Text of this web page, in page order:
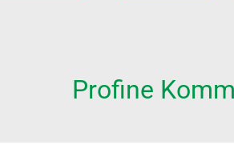
Profine